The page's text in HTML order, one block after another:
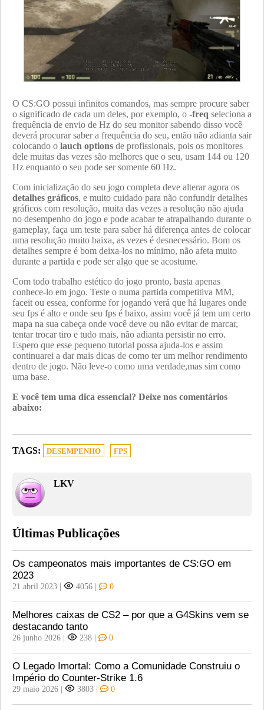
O CS:GO possui infinitos comandos, mas sempre procure saber
o significado de cada um deles, por exemplo, o -freq seleciona a
frequência de envio de Hz do seu monitor sabendo disso você
deverá procurar saber a frequência do seu, então não adianta sair
colocando o lauch options de profissionais, pois os monitores
dele muitas das vezes são melhores que o seu, usam 144 ou 120
Hz enquanto o seu pode ser somente 60 Hz.
Com inicialização do seu jogo completa deve alterar agora os
detalhes gráficos, e muito cuidado para não confundir detalhes
gráficos com resolução, muita das vezes a resolução não ajuda
no desempenho do jogo e pode acabar te atrapalhando durante o
gameplay, faça um teste para saber há diferença antes de colocar
uma resolução muito baixa, as vezes é desnecessário. Bom os
detalhes sempre é bom deixa-los no mínimo, não afeta muito
durante a partida e pode ser algo que se acostume.
Com todo trabalho estético do jogo pronto, basta apenas
conhece-lo em jogo. Teste o numa partida competitiva MM,
faceit ou essea, conforme for jogando verá que há lugares onde
seu fps é alto e onde seu fps é baixo, assim você já tem um certo
mapa na sua cabeça onde você deve ou não evitar de marcar,
tentar trocar tiro e tudo mais, não adianta persistir no erro.
Espero que esse pequeno tutorial possa ajuda-los e assim
continuarei a dar mais dicas de como ter um melhor rendimento
dentro de jogo. Não leve-o como uma verdade,mas sim como
uma base.
E você tem uma dica essencial? Deixe nos comentários
abaixo:
TAGS: DESEMPENHO FPS
LKV
Últimas Publicações
Os campeonatos mais importantes de CS:GO em
2023
21 abril 2023 | 4056 | 0
Melhores caixas de CS2 – por que a G4Skins vem se
destacando tanto
26 junho 2026 | 238 | 0
O Legado Imortal: Como a Comunidade Construiu o
Império do Counter-Strike 1.6
29 maio 2026 | 3803 | 0